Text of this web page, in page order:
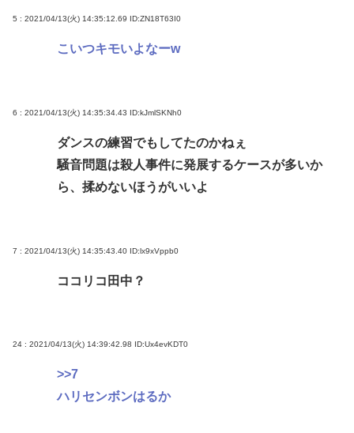
5 : 2021/04/13(火) 14:35:12.69 ID:ZN18T63I0
こいつキモいよなーw
6 : 2021/04/13(火) 14:35:34.43 ID:kJmlSKNh0
ダンスの練習でもしてたのかねぇ
騒音問題は殺人事件に発展するケースが多いか
ら、揉めないほうがいいよ
7 : 2021/04/13(火) 14:35:43.40 ID:lx9xVppb0
ココリコ田中？
24 : 2021/04/13(火) 14:39:42.98 ID:Ux4evKDT0
>>7
ハリセンボンはるか